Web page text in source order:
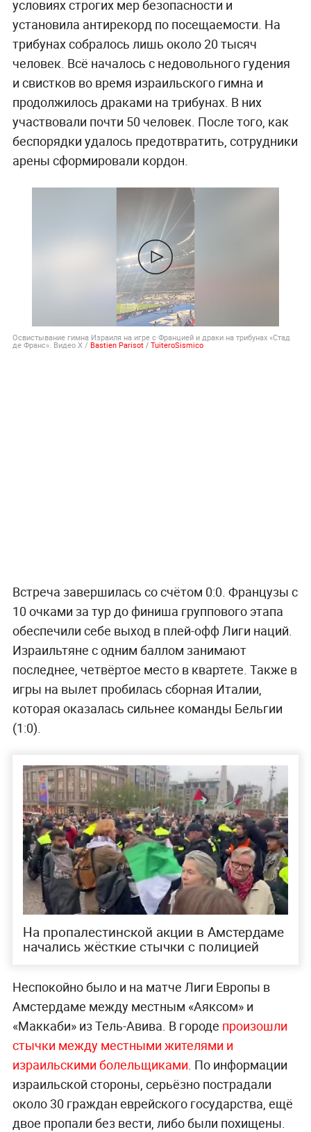
условиях строгих мер безопасности и
установила антирекорд по посещаемости. На
трибунах собралось лишь около 20 тысяч
человек. Всё началось с недовольного гудения
и свистков во время израильского гимна и
продолжилось драками на трибунах. В них
участвовали почти 50 человек. После того, как
беспорядки удалось предотвратить, сотрудники
арены сформировали кордон.
Освистывание гимна Израиля на игре с Францией и драки на трибунах «Стад
де Франс». Видео X / Bastien Parisot/ TuiteroSismico
Встреча завершилась со счётом 0:0. Французы с
10 очками за тур до финиша группового этапа
обеспечили себе выход в плей-офф Лиги наций.
Израильтяне с одним баллом занимают
последнее, четвёртое место в квартете. Также в
игры на вылет пробилась сборная Италии,
которая оказалась сильнее команды Бельгии
(1:0).
На пропалестинской акции в Амстердаме
начались жёсткие стычки с полицией
Неспокойно было и на матче Лиги Европы в
Амстердаме между местным «Аяксом» и
«Маккаби» из Тель-Авива. В городе произошли
стычки между местными жителями и
израильскими болельщиками . По информации
израильской стороны, серьёзно пострадали
около 30 граждан еврейского государства, ещё
двое пропали без вести, либо были похищены.